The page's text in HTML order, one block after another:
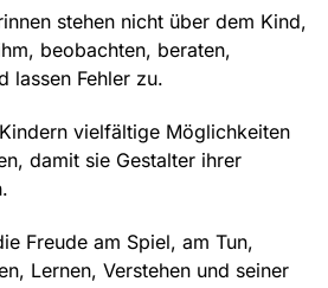
stehen nicht über dem Kind,
beobachten, beraten,
lassen Fehler zu.
vielfältige Möglichkeiten
damit sie Gestalter ihrer
Freude am Spiel, am Tun,
Lernen, Verstehen und seiner